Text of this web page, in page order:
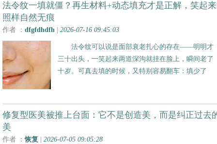
法令纹一填就僵？再生材料+动态填充才是正解，笑起来
照样自然无痕
作者 ： dfgfdhdfh 2026-07-16 09:45:03
法令纹可以说是面部衰老扎心的存在——明明才
三十出头，一笑起来两道深沟就挂在脸上，瞬间老了
十岁。可真去填的时候，又特别容易翻车：填少了
修复型医美被推上台面：它不是创造美，而是纠正过去
美
作者 ：恢复 2026-07-05 09:05:28